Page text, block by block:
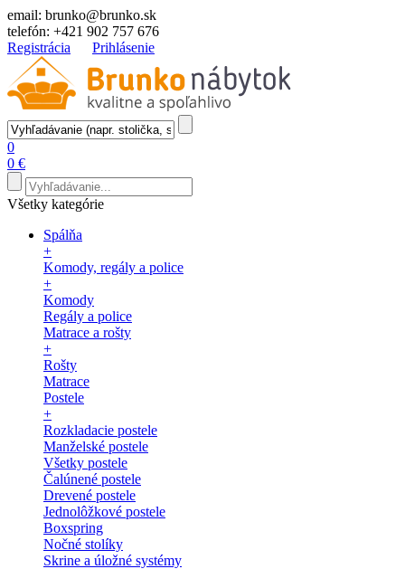
email: brunko@brunko.sk
telefón: +421 902 757 676
Registrácia
Prihlásenie
0
0 €
Všetky kategórie
Spálňa
+
Komody, regály a police
+
Komody
Regály a police
Matrace a rošty
+
Rošty
Matrace
Postele
+
Rozkladacie postele
Manželské postele
Všetky postele
Čalúnené postele
Drevené postele
Jednolôžkové postele
Boxspring
Nočné stolíky
Skrine a úložné systémy